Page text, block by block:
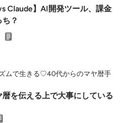
Claude】AI開発ツール、課金
？
ムで生きる♡40代からのマヤ暦手
を伝える上で大事にしている